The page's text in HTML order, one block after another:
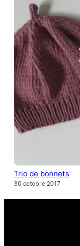
Trio de bonnets
30 octobre 2017